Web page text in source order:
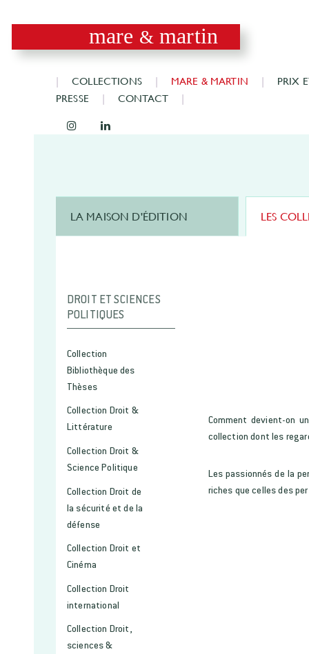
mare & martin
COLLECTIONS MARE & MARTIN
PRIX
PRESSE
CONTACT
LA MAISON D'ÉDITION LES
DROIT ET SCIENCES
POLITIQUES
Collection
Bibliothèque des
Thèses
Collection Droit &
Littérature
Collection Droit &
Science Politique
Collection Droit de
la sécurité et de la
défense
Collection Droit et
Cinéma
Collection Droit
international
Collection Droit,
sciences &
Comment devient-on
collection dont les
Les passionnés de la
riches que celles des